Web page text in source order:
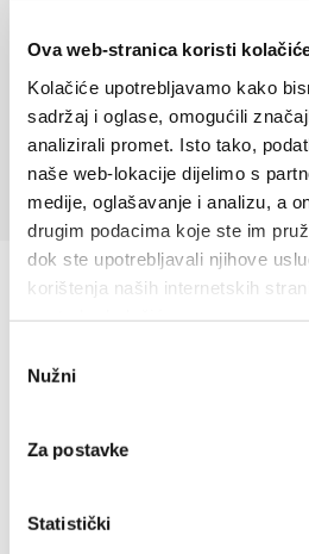
Ova web-stranica koristi
Kolačiće upotrebljavamo kako
sadržaj i oglase, omogućili
analizirali promet. Isto tako,
naše web-lokacije dijelimo s
medije, oglašavanje i analizu, a
drugim podacima koje ste im
dok ste upotrebljavali njihove
korištenja naših internetskih
pristanka
Nužni
Za postavke
Statistički
+385 21 227
info@kastela-
Villa Nika, Kamberovo šetalište
21216 Kaštel Stari, Hrvatska
21216 Kaštel Stari, Hrvatska